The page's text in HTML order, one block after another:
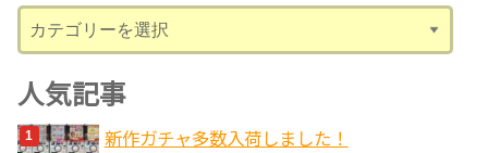
テ
ゴ
リ
ー
人気記事
新作ガチャ多数入荷しました！